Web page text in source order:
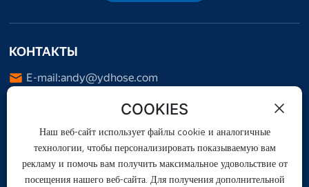
КОНТАКТЫ
E-mail:andy@ydhose.com
+86-18732861678
Адрес: Fotai, Duqiao Town, Jing County, Hengshui City,
Hebei Province, China
COOKIES
Наш веб-сайт использует файлы cookie и аналогичные
технологии, чтобы персонализировать показываемую вам
рекламу и помочь вам получить максимальное удовольствие от
посещения нашего веб-сайта. Для получения дополнительной